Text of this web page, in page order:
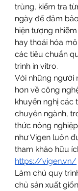
trùng, kiểm tra
ngày để đảm
hiện tượng
hay thoái hóa
các tiêu chuẩn
trình in vitro.
Với những người
hơn về công
khuyến nghị các
chuyên ngành,
thức nông
như Vigen luôn
tham khảo hữu
https://vigen.vn/
Làm chủ quy
chủ sản xuất